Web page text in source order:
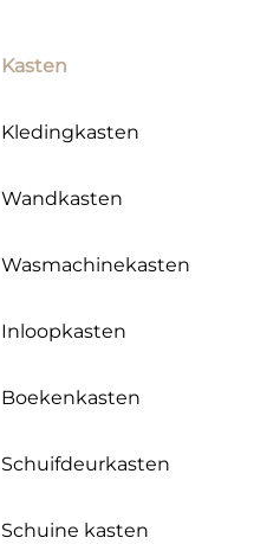
Kasten
Kledingkasten
Wandkasten
Wasmachinekasten
Inloopkasten
Boekenkasten
Schuifdeurkasten
Schuine kasten